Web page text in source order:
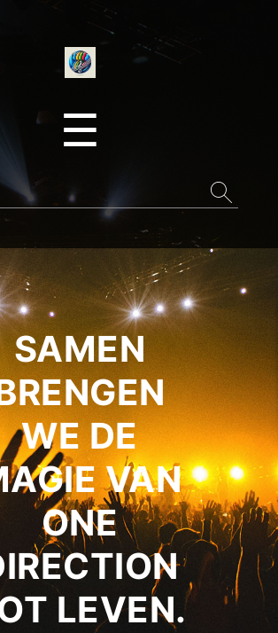
☰
SAMEN
WE DE
VAN
ONE
LEVEN.